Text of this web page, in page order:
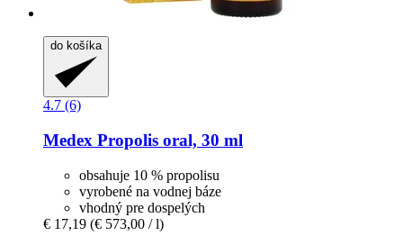
do košíka
4.7 (6)
Medex Propolis oral, 30 ml
obsahuje 10 % propolisu
vyrobené na vodnej báze
vhodný pre dospelých
€ 17,19 (€ 573,00 / l)